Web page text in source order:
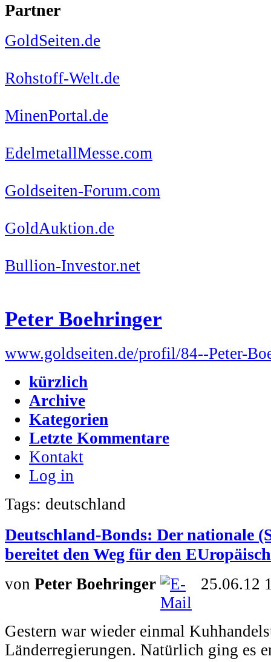
Partner
GoldSeiten.de
Rohstoff-Welt.de
MinenPortal.de
EdelmetallMesse.com
Goldseiten-Forum.com
GoldAuktion.de
Bullion-Investor.net
Peter Boehringer
www.goldseiten.de/profil/84--Peter-
kürzlich
Archive
Kategorien
Letzte Kommentare
Kontakt
Log in
Tags: deutschland
Deutschland-Bonds: Der nationale
bereitet den Weg für den
von Peter Boehringer 25.06.12
Gestern war wieder einmal
Länderregierungen. Natürlich ging es